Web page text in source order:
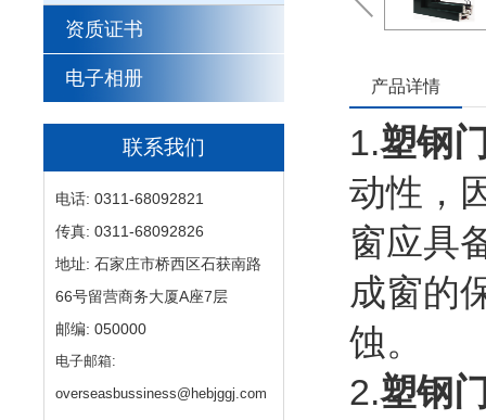
资质证书
电子相册
联系我们
电话: 0311-68092821
传真: 0311-68092826
地址: 石家庄市桥西区石获南路
66号留营商务大厦A座7层
邮编: 050000
电子邮箱:
overseasbussiness@hebjggj.com
产品详情
1.塑钢
动性，
窗应具
成窗的
蚀。
2.塑钢